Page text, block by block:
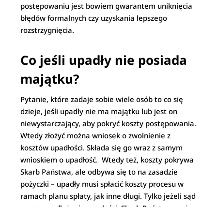
postępowaniu jest bowiem gwarantem uniknięcia
błędów formalnych czy uzyskania lepszego
rozstrzygnięcia.
Co jeśli upadły nie posiada
majątku?
Pytanie, które zadaje sobie wiele osób to co się
dzieje, jeśli upadły nie ma majątku lub jest on
niewystarczający, aby pokryć koszty postępowania.
Wtedy złożyć można wniosek o zwolnienie z
kosztów upadłości. Składa się go wraz z samym
wnioskiem o upadłość. Wtedy też, koszty pokrywa
Skarb Państwa, ale odbywa się to na zasadzie
pożyczki – upadły musi spłacić koszty procesu w
ramach planu spłaty, jak inne długi. Tylko jeżeli sąd